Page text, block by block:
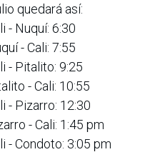
quedará así:
- Nuquí: 6:30
- Cali: 7:55
- Pitalito: 9:25
- Cali: 10:55
- Pizarro: 12:30
- Cali: 1:45 pm
- Condoto: 3:05 pm